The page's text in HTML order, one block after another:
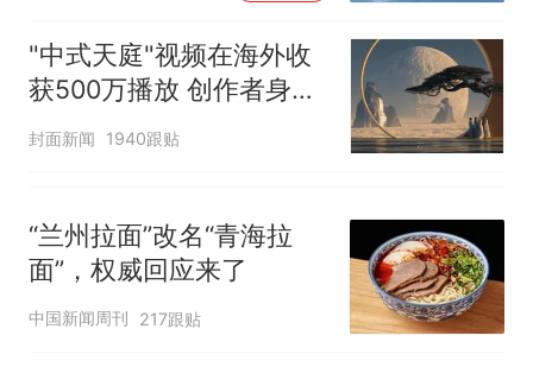
"中式天庭"视频在海外收
获500万播放 创作者身份
披露
封面新闻 1940跟贴
“兰州拉面”改名“青海拉
面”，权威回应来了
中国新闻周刊 217跟贴